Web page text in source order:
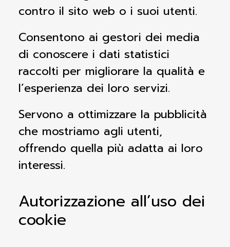
contro il sito web o i suoi utenti.
Consentono ai gestori dei media
di conoscere i dati statistici
raccolti per migliorare la qualità e
l’esperienza dei loro servizi.
Servono a ottimizzare la pubblicità
che mostriamo agli utenti,
offrendo quella più adatta ai loro
interessi.
Autorizzazione all’uso dei
cookie